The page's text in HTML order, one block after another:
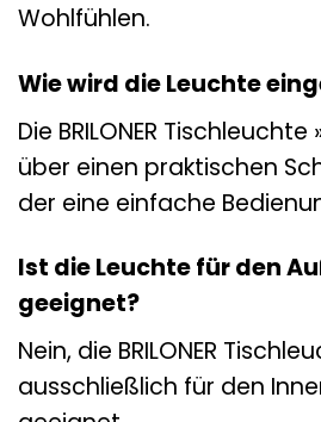
Wohlfühlen.
Wie wird die Leuchte
Die BRILONER
über einen praktischen
der eine einfache
Ist die Leuchte für den
geeignet?
Nein, die BRILONER
ausschließlich für den